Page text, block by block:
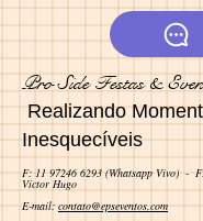
Pro Side Festas &
Realizando
Inesquecíveis
F: 11 97246 6293(Whatsapp Vivo) -
Victor Hugo
E-mail:contato@epseventos.com